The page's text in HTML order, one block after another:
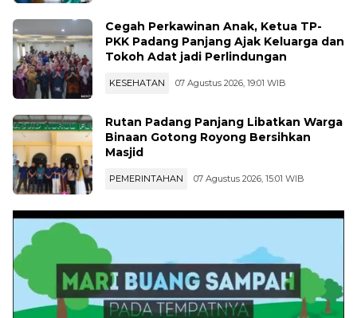
Cegah Perkawinan Anak, Ketua TP-
PKK Padang Panjang Ajak Keluarga dan
Tokoh Adat jadi Perlindungan
KESEHATAN 07 Agustus 2026, 19:01 WIB
Rutan Padang Panjang Libatkan Warga
Binaan Gotong Royong Bersihkan
Masjid
PEMERINTAHAN 07 Agustus 2026, 15:01 WIB